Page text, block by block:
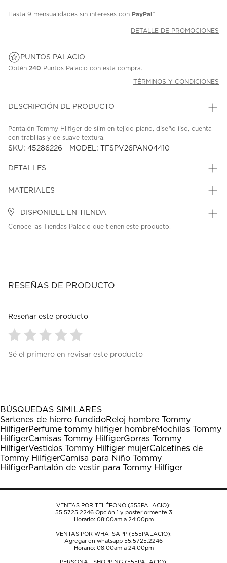
Hasta 9 mensualidades sin intereses con PayPal*
DETALLE DE PROMOCIONES
PUNTOS PALACIO
Obtén 240 Puntos Palacio con esta compra.
TÉRMINOS Y CONDICIONES
DESCRIPCIÓN DE PRODUCTO
Pantalón Tommy Hilfiger de slim en tejido plano, diseño liso, cuenta
con trabillas y de suave textura.
SKU: 45286226 MODEL: TFSPV26PAN04410
DETALLES
MATERIALES
DISPONIBLE EN TIENDA
Conoce las Tiendas Palacio que tienen este producto.
RESEÑAS DE PRODUCTO
Reseñar este producto
para
1
estrella
Esta
acción
abrirá
el
formulario
de
para
estrellas.
Esta
acción
abrirá
el
formulario
de
para
estrellas.
Esta
acción
abrirá
el
formulario
de
para
estrellas.
Esta
acción
abrirá
el
formulario
de
para
estrellas.
Esta
acción
abrirá
el
formulario
de
Sé el primero en revisar este producto
BÚSQUEDAS SIMILARES
Sartenes de hierro fundidoReloj hombre Tommy
HilfigerPerfume tommy hilfiger hombreMochilas Tommy
HilfigerCamisas Tommy HilfigerGorras Tommy
HilfigerVestidos Tommy Hilfiger mujerCalcetines de
Tommy HilfigerCamisa para Niño Tommy
HilfigerPantalón de vestir para Tommy Hilfiger
VENTAS POR TELÉFONO (555PALACIO):
55.5725.2246Opción 1 y posteriormente 3
Horario: 08:00am a 24:00pm
VENTAS POR WHATSAPP (555PALACIO):
Agregar en whatsapp 55.5725.2246
Horario: 08:00am a 24:00pm